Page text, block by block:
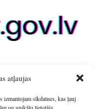
atļaujas
izmantojam sīkdatnes, kas ļauj